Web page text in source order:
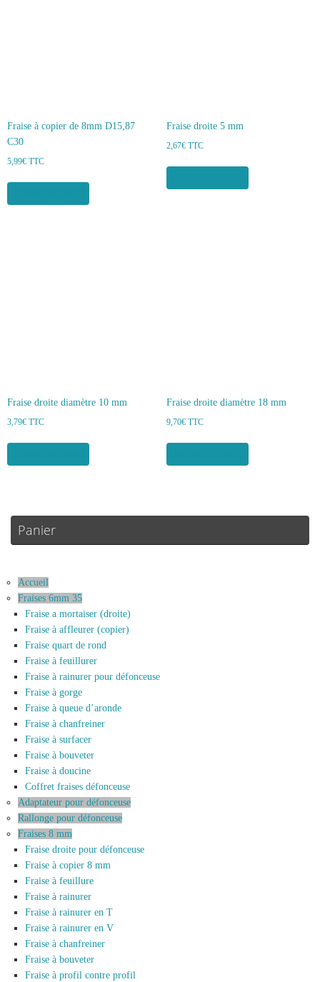
Fraise à copier de 8mm D15,87
C30
5,99€ TTC
Fraise droite 5 mm
2,67€ TTC
Fraise droite diamètre 10 mm
3,79€ TTC
Fraise droite diamètre 18 mm
9,70€ TTC
Panier
Accueil
Fraises 6mm 35
Fraise a mortaiser (droite)
Fraise à affleurer (copier)
Fraise quart de rond
Fraise à feuillurer
Fraise à rainurer pour défonceuse
Fraise à gorge
Fraise à queue d’aronde
Fraise à chanfreiner
Fraise à surfacer
Fraise à bouveter
Fraise à doucine
Coffret fraises défonceuse
Adaptateur pour défonceuse
Rallonge pour défonceuse
Fraises 8 mm
Fraise droite pour défonceuse
Fraise à copier 8 mm
Fraise à feuillure
Fraise à rainurer
Fraise à rainurer en T
Fraise à rainurer en V
Fraise à chanfreiner
Fraise à bouveter
Fraise à profil contre profil